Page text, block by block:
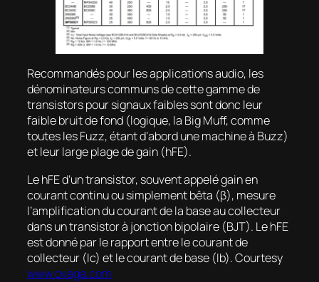
Recommandés pour les applications audio, les
dénominateurs communs de cette gamme de
transistors pour signaux faibles sont donc leur
faible bruit de fond (logique, la Big Muff, comme
toutes les Fuzz, étant d’abord une machine à Buzz)
et leur large plage de gain (hFE).
Le hFE d’un transistor, souvent appelé gain en
courant continu ou simplement bêta (β), mesure
l’amplification du courant de la base au collecteur
dans un transistor à jonction bipolaire (BJT). Le hFE
est donné par le rapport entre le courant de
collecteur (Ic) et le courant de base (Ib). Courtesy
www.ovaga.com